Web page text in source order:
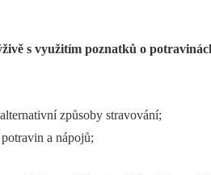
s využitím poznatků o
způsoby stravování;
a nápojů;